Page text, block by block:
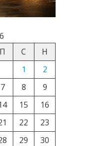
П С
Н
1
2
7 8
9
15
16
22
23
29
30